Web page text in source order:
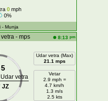
0 mph
0%
- Munja
- mps 8:13 pm
5
Udar vetra
JZ
Udar vetra (Max)
21.1 mps
Vetar
2.9 mph =
4.7 km/h
1.3 m/s
2.5 kts